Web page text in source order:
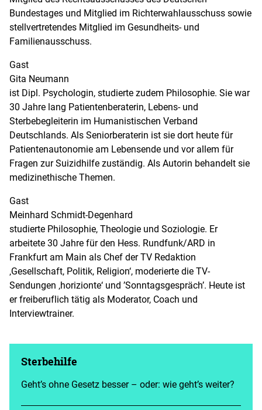
Bundestages und Mitglied im Richterwahlausschuss sowie
stellvertretendes Mitglied im Gesundheits- und
Familienausschuss.
Gast
Gita Neumann
ist Dipl. Psychologin, studierte zudem Philosophie. Sie war
30 Jahre lang Patientenberaterin, Lebens- und
Sterbebegleiterin im Humanistischen Verband
Deutschlands. Als Seniorberaterin ist sie dort heute für
Patientenautonomie am Lebensende und vor allem für
Fragen zur Suizidhilfe zuständig. Als Autorin behandelt sie
medizinethische Themen.
Gast
Meinhard Schmidt-Degenhard
studierte Philosophie, Theologie und Soziologie. Er
arbeitete 30 Jahre für den Hess. Rundfunk/ARD in
Frankfurt am Main als Chef der TV Redaktion
‚Gesellschaft, Politik, Religion‘, moderierte die TV-
Sendungen ‚horizionte‘ und ’Sonntagsgespräch’. Heute ist
er freiberuflich tätig als Moderator, Coach und
Interviewtrainer.
Sterbehilfe
Geht’s ohne Gesetz besser – oder: wie geht’s weiter?